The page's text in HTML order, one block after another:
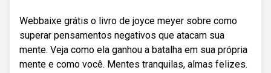
Webbaixe grátis o livro de joyce meyer sobre como
superar pensamentos negativos que atacam sua
mente. Veja como ela ganhou a batalha em sua própria
mente e como você. Mentes tranquilas, almas felizes.